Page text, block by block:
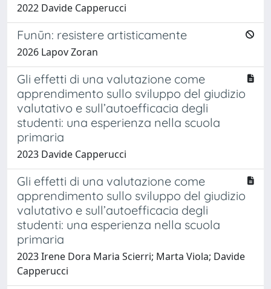
2022 Davide Capperucci
Funūn: resistere artisticamente
2026 Lapov Zoran
Gli effetti di una valutazione come
apprendimento sullo sviluppo del giudizio
valutativo e sull’autoefficacia degli
studenti: una esperienza nella scuola
primaria
2023 Davide Capperucci
Gli effetti di una valutazione come
apprendimento sullo sviluppo del giudizio
valutativo e sull’autoefficacia degli
studenti: una esperienza nella scuola
primaria
2023 Irene Dora Maria Scierri; Marta Viola; Davide
Capperucci